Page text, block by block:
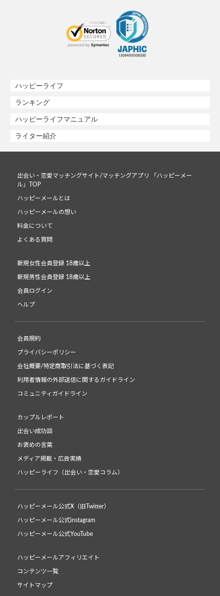
ハッピーライフ
ランキング
ハッピーライフマニュアル
ライター紹介
出会い・恋愛マッチングサイト/マッチングアプリ 「ハッピーメー
ル」TOP
ハッピーメールとは
ハッピーメールの想い
料金について
よくある質問
新規女性会員登録 18歳以上
新規男性会員登録 18歳以上
会員ログイン
ヘルプ
会員規約
プライバシーポリシー
会社概要/特定商取引法に基づく表記
利用者情報の外部送信に関するガイドライン
コミュニティガイドライン
カップルレポート
出会い成功談
お褒めの言葉
メディア掲載・広告実績
ハッピーライフ（出会い・恋愛コラム）
ハッピーメール公式X（旧Twitter）
ハッピーメール公式instagram
ハッピーメール公式YouTube
ハッピーメールアフィリエイト
コンテンツ一覧
サイトマップ